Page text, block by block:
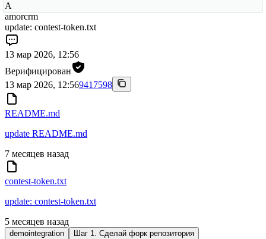
A
amorcrm
update: contest-token.txt
13 мар 2026, 12:56
Верифицирован
13 мар 2026, 12:569417598
README.md
update README.md
7 месяцев назад
contest-token.txt
update: contest-token.txt
5 месяцев назад
demointegration Шаг 1. Сделай форк репозитория